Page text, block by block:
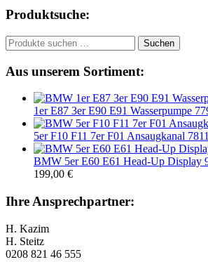
Produktsuche:
Suchen
nach:
Suchen
Aus unserem Sortiment:
1er E87 3er E90 E91 Wasserpumpe
5er F10 F11 7er F01 Ansaugkanal
BMW 5er E60 E61 Head-Up Display
199,00 €
Ihre Ansprechpartner:
H. Kazim
H. Steitz
0208 821 46 555